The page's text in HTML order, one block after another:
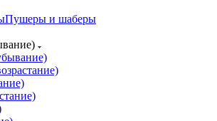
Пушеры и шаберы